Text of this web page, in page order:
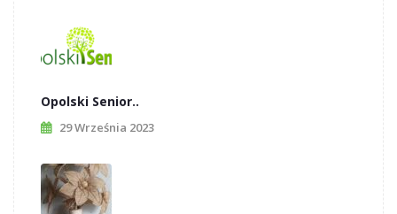
Opolski Senior..
29 Września 2023